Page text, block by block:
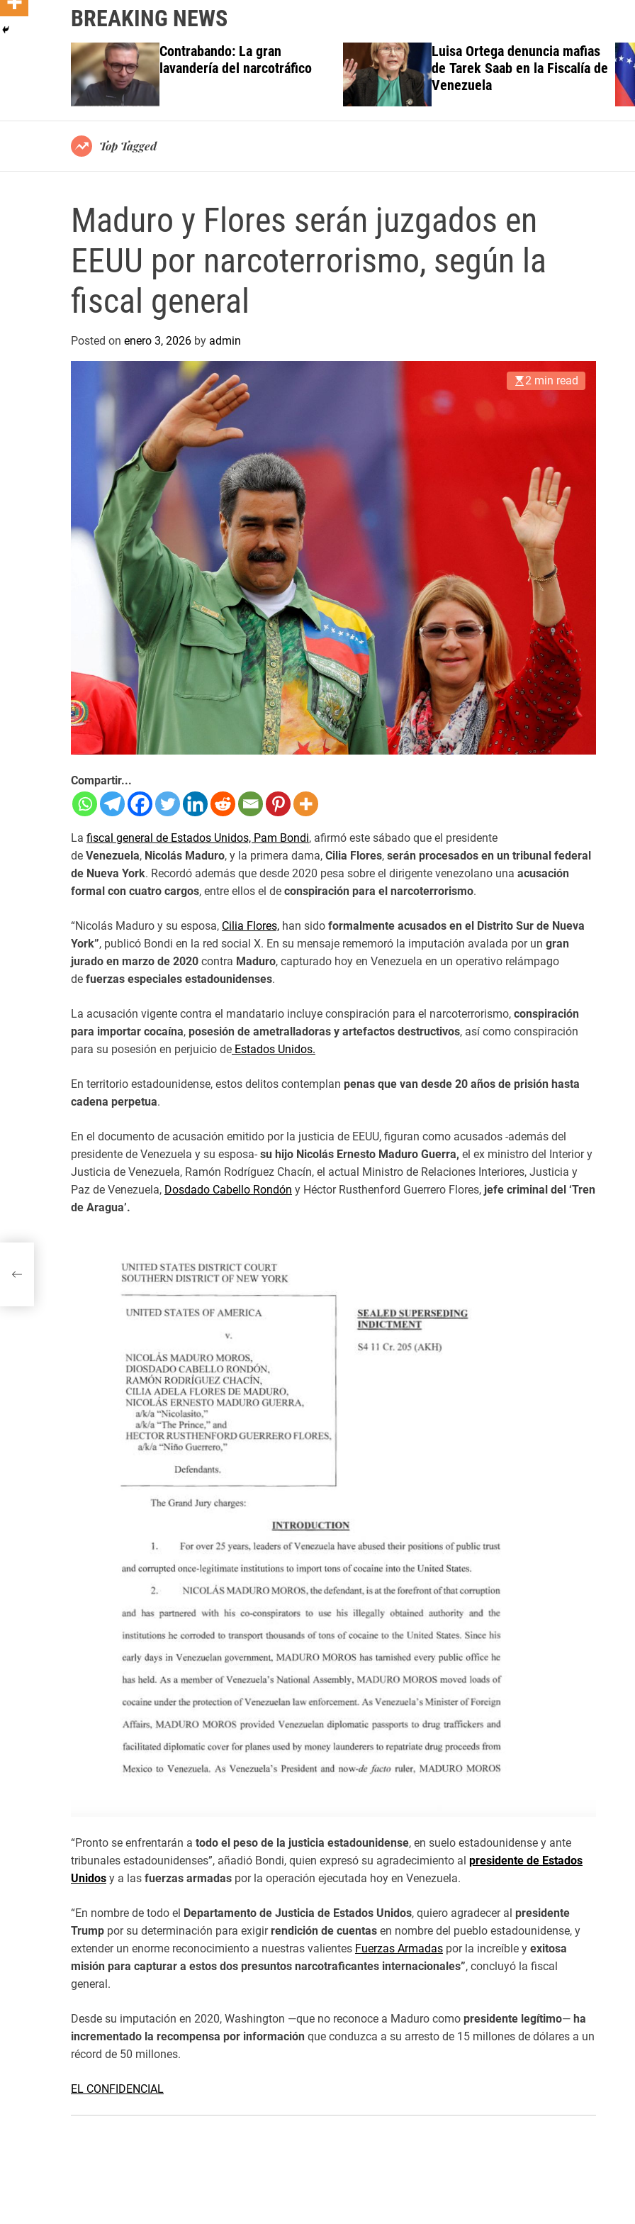
BREAKING NEWS
Contrabando: La gran
lavandería del narcotráfico
Luisa Ortega denuncia mafias
de Tarek Saab en la Fiscalía de
Venezuela
Top Tagged
Maduro y Flores serán juzgados en
EEUU por narcoterrorismo, según la
fiscal general
Posted on enero 3, 2026 by admin
2 min read
Compartir...
La fiscal general de Estados Unidos, Pam Bondi, afirmó este sábado que el presidente
de Venezuela, Nicolás Maduro, y la primera dama, Cilia Flores, serán procesados en un tribunal federal
de Nueva York. Recordó además que desde 2020 pesa sobre el dirigente venezolano una acusación
formal con cuatro cargos, entre ellos el de conspiración para el narcoterrorismo.
“Nicolás Maduro y su esposa, Cilia Flores, han sido formalmente acusados en el Distrito Sur de Nueva
York”, publicó Bondi en la red social X. En su mensaje rememoró la imputación avalada por un gran
jurado en marzo de 2020 contra Maduro, capturado hoy en Venezuela en un operativo relámpago
de fuerzas especiales estadounidenses.
La acusación vigente contra el mandatario incluye conspiración para el narcoterrorismo, conspiración
para importar cocaína, posesión de ametralladoras y artefactos destructivos, así como conspiración
para su posesión en perjuicio de Estados Unidos.
En territorio estadounidense, estos delitos contemplan penas que van desde 20 años de prisión hasta
cadena perpetua.
En el documento de acusación emitido por la justicia de EEUU, figuran como acusados -además del
presidente de Venezuela y su esposa- su hijo Nicolás Ernesto Maduro Guerra, el ex ministro del Interior y
Justicia de Venezuela, Ramón Rodríguez Chacín, el actual Ministro de Relaciones Interiores, Justicia y
Paz de Venezuela, Dosdado Cabello Rondón y Héctor Rusthenford Guerrero Flores, jefe criminal del ‘Tren
de Aragua’.
“Pronto se enfrentarán a todo el peso de la justicia estadounidense, en suelo estadounidense y ante
tribunales estadounidenses”, añadió Bondi, quien expresó su agradecimiento al presidente de Estados
Unidos y a las fuerzas armadas por la operación ejecutada hoy en Venezuela.
“En nombre de todo el Departamento de Justicia de Estados Unidos, quiero agradecer al presidente
Trump por su determinación para exigirrendición de cuentas en nombre del pueblo estadounidense, y
extender un enorme reconocimiento a nuestras valientes Fuerzas Armadas por la increíble y exitosa
misión para capturar a estos dos presuntos narcotraficantes internacionales”, concluyó la fiscal
general.
Desde su imputación en 2020, Washington —que no reconoce a Maduro como presidente legítimo— ha
incrementado la recompensa por información que conduzca a su arresto de 15 millones de dólares a un
récord de 50 millones.
EL CONFIDENCIAL